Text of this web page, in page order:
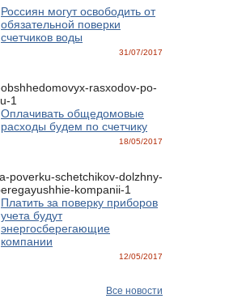
Россиян могут освободить от
обязательной поверки
счетчиков воды
31/07/2017
Оплачивать общедомовые
расходы будем по счетчику
18/05/2017
Платить за поверку приборов
учета будут
энергосберегающие
компании
12/05/2017
Все новости